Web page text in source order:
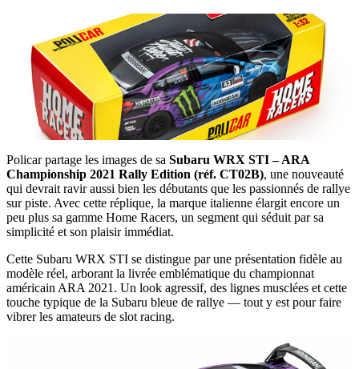
Policar partage les images de sa Subaru WRX STI – ARA
Championship 2021 Rally Edition (réf. CT02B), une nouveauté
qui devrait ravir aussi bien les débutants que les passionnés de rallye
sur piste. Avec cette réplique, la marque italienne élargit encore un
peu plus sa gamme Home Racers, un segment qui séduit par sa
simplicité et son plaisir immédiat.
Cette Subaru WRX STI se distingue par une présentation fidèle au
modèle réel, arborant la livrée emblématique du championnat
américain ARA 2021. Un look agressif, des lignes musclées et cette
touche typique de la Subaru bleue de rallye — tout y est pour faire
vibrer les amateurs de slot racing.